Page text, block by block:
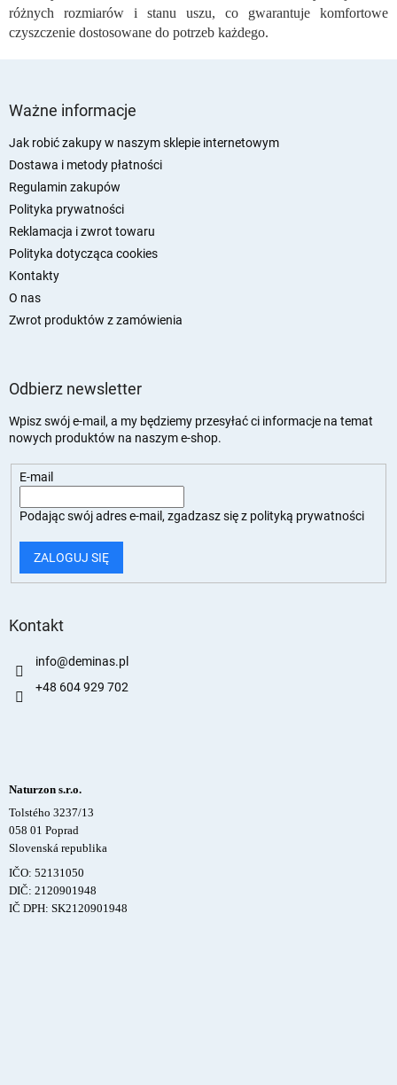
różnych rozmiarów i stanu uszu, co gwarantuje komfortowe
czyszczenie dostosowane do potrzeb każdego.
Ważne informacje
Jak robić zakupy w naszym sklepie internetowym
Dostawa i metody płatności
Regulamin zakupów
Polityka prywatności
Reklamacja i zwrot towaru
Polityka dotycząca cookies
Kontakty
O nas
Zwrot produktów z zamówienia
Odbierz newsletter
Wpisz swój e-mail, a my będziemy przesyłać ci informacje na temat
nowych produktów na naszym e-shop.
E-mail
Podając swój adres e-mail, zgadzasz się z polityką prywatności
ZALOGUJ SIĘ
Kontakt
info@deminas.pl
+48 604 929 702
Naturzon s.r.o.
Tolstého 3237/13
058 01 Poprad
Slovenská republika
IČO: 52131050
DIČ: 2120901948
IČ DPH: SK2120901948